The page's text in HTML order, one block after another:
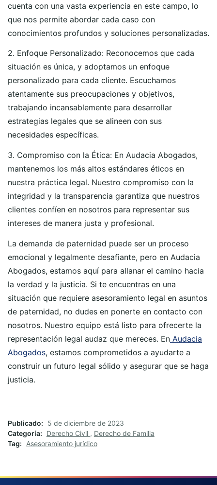
cuenta con una vasta experiencia en este campo, lo
que nos permite abordar cada caso con
conocimientos profundos y soluciones personalizadas.
2. Enfoque Personalizado: Reconocemos que cada
situación es única, y adoptamos un enfoque
personalizado para cada cliente. Escuchamos
atentamente sus preocupaciones y objetivos,
trabajando incansablemente para desarrollar
estrategias legales que se alineen con sus
necesidades específicas.
3. Compromiso con la Ética: En Audacia Abogados,
mantenemos los más altos estándares éticos en
nuestra práctica legal. Nuestro compromiso con la
integridad y la transparencia garantiza que nuestros
clientes confíen en nosotros para representar sus
intereses de manera justa y profesional.
La demanda de paternidad puede ser un proceso
emocional y legalmente desafiante, pero en Audacia
Abogados, estamos aquí para allanar el camino hacia
la verdad y la justicia. Si te encuentras en una
situación que requiere asesoramiento legal en asuntos
de paternidad, no dudes en ponerte en contacto con
nosotros. Nuestro equipo está listo para ofrecerte la
representación legal audaz que mereces. En Audacia
Abogados, estamos comprometidos a ayudarte a
construir un futuro legal sólido y asegurar que se haga
justicia.
Publicado
5 de diciembre de 2023
Categoría
Derecho Civil , Derecho de Familia
Tag
Asesoramiento jurídico